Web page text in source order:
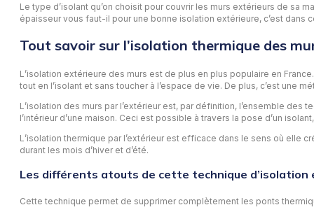
Le type d’isolant qu’on choisit pour couvrir les murs extérieurs de sa
épaisseur vous faut-il pour une bonne isolation extérieure, c’est dans
Tout savoir sur l’isolation thermique des
L’isolation extérieure des murs est de plus en plus populaire en
tout en l’isolant et sans toucher à l’espace de vie. De plus, c’est une
L’isolation des murs par l’extérieur est, par définition, l’ensemble
l’intérieur d’une maison. Ceci est possible à travers la pose d’un
L’isolation thermique par l’extérieur est efficace dans le sens où elle
durant les mois d’hiver et d’été.
Les différents atouts de cette technique d’isolation
Cette technique permet de supprimer complètement les ponts